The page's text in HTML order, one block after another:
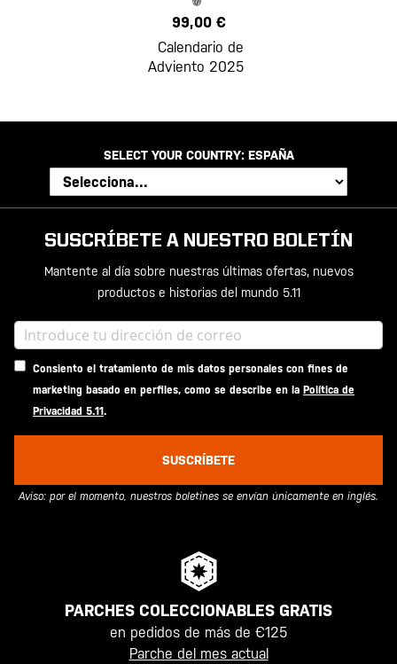
99,00 €
Calendario de
Adviento 2025
SELECT YOUR COUNTRY: ESPAÑA
SUSCRÍBETE A NUESTRO BOLETÍN
Mantente al día sobre nuestras últimas ofertas, nuevos
productos e historias del mundo 5.11
Consiento el tratamiento de mis datos personales con fines de
marketing basado en perfiles, como se describe en la Política de
Privacidad 5.11.
SUSCRÍBETE
Aviso: por el momento, nuestros boletines se envían únicamente en inglés.
PARCHES COLECCIONABLES GRATIS
en pedidos de más de €125
Parche del mes actual